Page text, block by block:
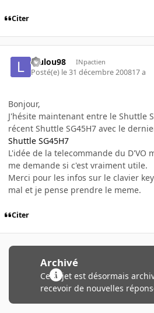
Citer
loulou98 INpactien
Posté(e) le 31 décembre 200817 a
Bonjour,
J'hésite maintenant entre le Shuttle
récent Shuttle SG45H7 avec le
Shuttle SG45H7
L'idée de la telecommande du D'VO
me demande si c'est vraiment utile.
Merci pour les infos sur le clavier
mal et je pense prendre le meme.
Citer
Archivé
Ce sujet est désormais
recevoir de nouvelles